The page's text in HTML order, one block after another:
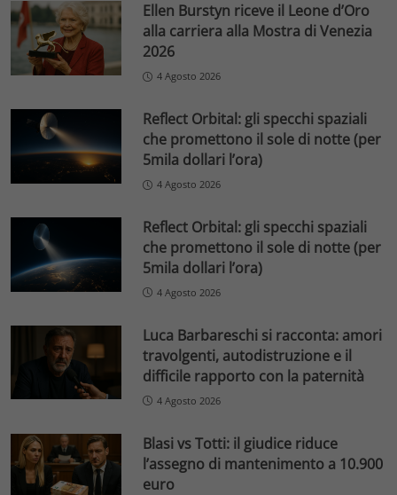
Ellen Burstyn riceve il Leone d’Oro
alla carriera alla Mostra di Venezia
2026
4 Agosto 2026
Reflect Orbital: gli specchi spaziali
che promettono il sole di notte (per
5mila dollari l’ora)
4 Agosto 2026
Reflect Orbital: gli specchi spaziali
che promettono il sole di notte (per
5mila dollari l’ora)
4 Agosto 2026
Luca Barbareschi si racconta: amori
travolgenti, autodistruzione e il
difficile rapporto con la paternità
4 Agosto 2026
Blasi vs Totti: il giudice riduce
l’assegno di mantenimento a 10.900
euro